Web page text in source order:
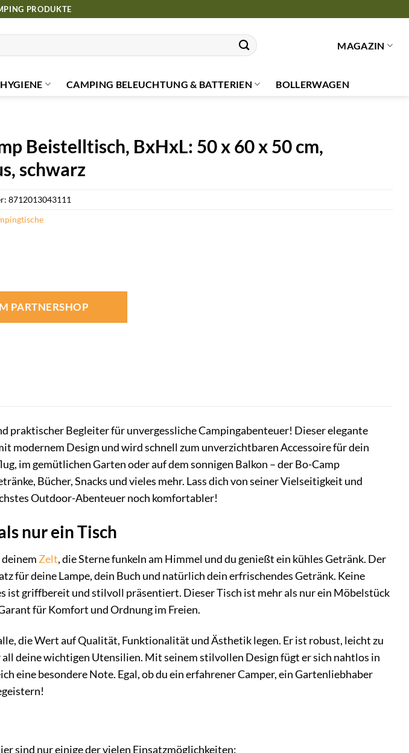
PRODUKTE
MAGAZIN
HYGIENE CAMPING BELEUCHTUNG & BATTERIEN BOLLERWAGEN
Beistelltisch, BxHxL: 50 x 60 x 50 cm,
schwarz
PARTNERSHOP
8712013043111
praktischer Begleiter für unvergessliche Campingabenteuer! Dieser elegante
Design und wird schnell zum unverzichtbaren Accessoire für dein
im gemütlichen Garten oder auf dem sonnigen Balkon – der Bo-Camp
Bücher, Snacks und vieles mehr. Lass dich von seiner Vielseitigkeit und
Outdoor-Abenteuer noch komfortabler!
nur ein Tisch
Zelt, die Sterne funkeln am Himmel und du genießt ein kühles Getränk. Der
für deine Lampe, dein Buch und natürlich dein erfrischendes Getränk. Keine
ist griffbereit und stilvoll präsentiert. Dieser Tisch ist mehr als nur ein Möbelstück
für Komfort und Ordnung im Freien.
die Wert auf Qualität, Funktionalität und Ästhetik legen. Er ist robust, leicht zu
deine wichtigen Utensilien. Mit seinem stilvollen Design fügt er sich nahtlos in
eine besondere Note. Egal, ob du ein erfahrener Camper, ein Gartenliebhaber
sind nur einige der vielen Einsatzmöglichkeiten: